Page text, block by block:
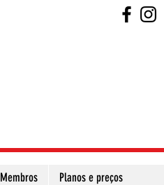
Membros Planos e preços